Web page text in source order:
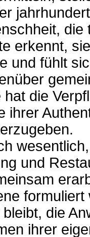
die
erkennt,
und fühlt
die
ihrer
und
die
ihrer